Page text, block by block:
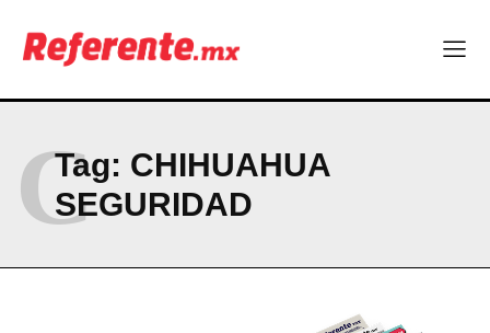
Más escuelas renovadas: fortalecen espacios para el regreso
a clases
Company
ABOUT
Tag: CHIHUAHUA
SEGURIDAD
C